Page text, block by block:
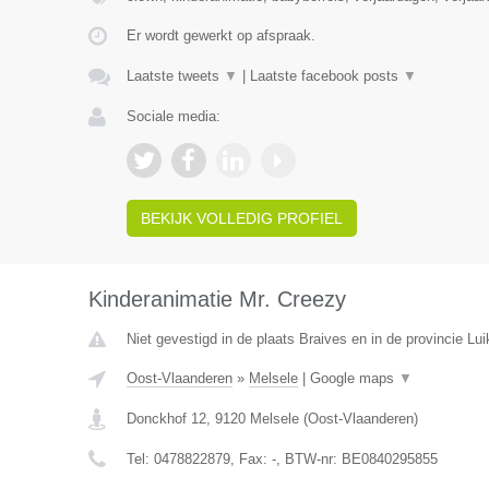
Er wordt gewerkt op afspraak.
Laatste tweets ▼ Laatste facebook posts ▼
Sociale media:
BEKIJK VOLLEDIG PROFIEL
Kinderanimatie Mr. Creezy
Niet gevestigd in de plaats Braives en in de provincie
Oost-Vlaanderen» Melsele| Google maps ▼
Donckhof 12, 9120 Melsele(Oost-Vlaanderen)
Tel: 0478822879, Fax: -, BTW-nr: BE0840295855